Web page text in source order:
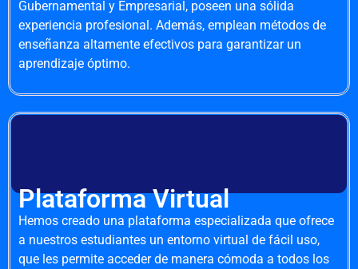
Gubernamental y Empresarial, poseen una sólida
experiencia profesional. Además, emplean métodos de
enseñanza altamente efectivos para garantizar un
aprendizaje óptimo.
Plataforma Virtual
Hemos creado una plataforma especializada que ofrece
a nuestros estudiantes un entorno virtual de fácil uso,
que les permite acceder de manera cómoda a todos los